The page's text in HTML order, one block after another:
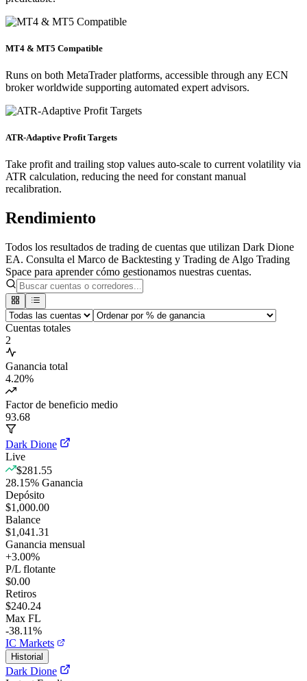
MT4 & MT5 Compatible
Runs on both MetaTrader platforms, accessible through any ECN
broker worldwide supporting automated expert advisors.
ATR-Adaptive Profit Targets
Take profit and trailing stop values auto-scale to current volatility via
ATR calculation, reducing the need for constant manual
recalibration.
Rendimiento
Todos los resultados de trading de cuentas que utilizan Dark Dione
EA. Consulta el Marco de Backtesting y Trading de Algo Trading
Space para aprender cómo gestionamos nuestras cuentas.
Cuentas totales
2
Ganancia total
4.20%
Factor de beneficio medio
93.68
Dark Dione
Live
$281.55
28.15% Ganancia
Depósito
$1,000.00
Balance
$1,041.31
Ganancia mensual
+3.00%
P/L flotante
$0.00
Retiros
$240.24
Max FL
-38.11%
IC Markets
Historial
Dark Dione